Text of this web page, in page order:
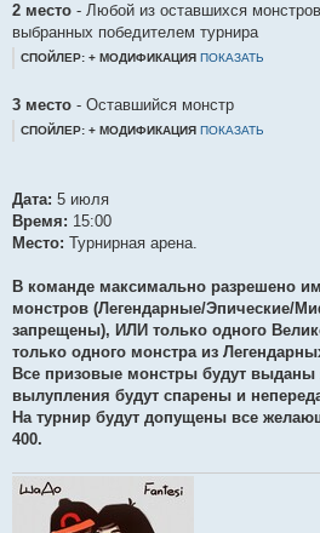
2 место - Любой из оставшихся
выбранных победителем турнира
СПОЙЛЕР: + МОДИФИКАЦИЯ ПОКАЗАТЬ
3 место - Оставшийся монстр
СПОЙЛЕР: + МОДИФИКАЦИЯ ПОКАЗАТЬ
Дата: 5 июля
Время: 15:00
Место: Турнирная арена.
В команде максимально разрешено
монстров (Легендарные/Эпические/
запрещены), ИЛИ только одного
только одного монстра из
Все призовые монстры будут выданы
вылупления будут спарены и
На турнир будут допущены все
400.